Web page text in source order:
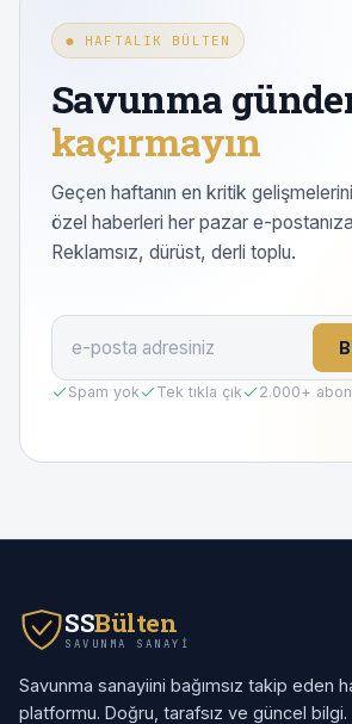
● HAFTALIK BÜLTEN
Savunma
kaçırmayın
Geçen haftanın en kritik
özel haberleri her pazar e-
Reklamsız, dürüst, derli toplu.
Spam yok Tek tıkla çık 2.000+
SSBülten
SAVUNMA SANAYI
Savunma sanayiini bağımsız takip eden
platformu. Doğru, tarafsız ve güncel bilgi.